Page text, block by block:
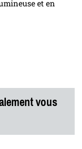
et en
vous